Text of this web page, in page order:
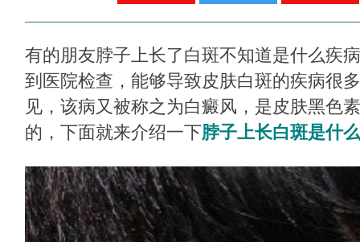
有的朋友脖子上长了白斑不知道是什么疾
到医院检查，能够导致皮肤白斑的疾病很
见，该病又被称之为白癜风，是皮肤黑色
的，下面就来介绍一下脖子上长白斑是什